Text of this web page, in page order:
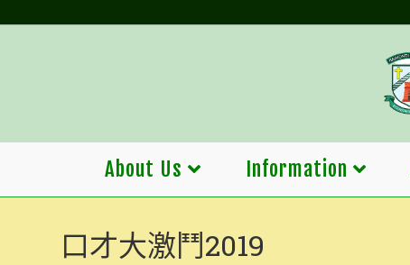
About Us Information
口才大激鬥2019